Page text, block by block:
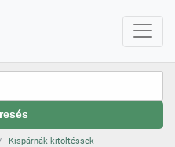
Kispárnák kitöltéssek